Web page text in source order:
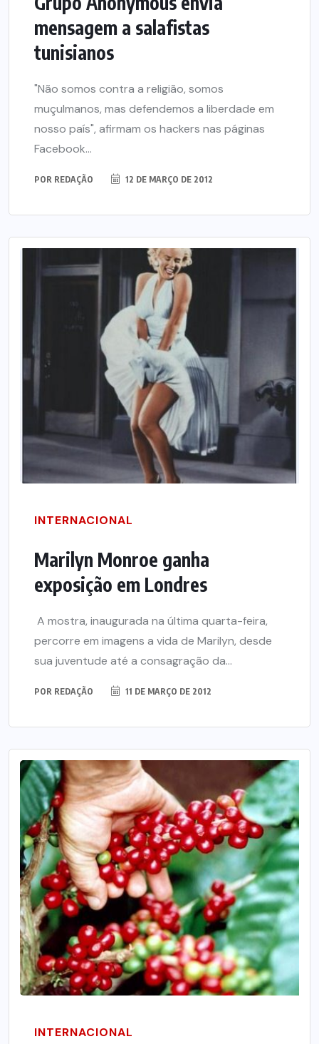
mensagem a salafistas
tunisianos
"Não somos contra a religião, somos
muçulmanos, mas defendemos a liberdade em
nosso país", afirmam os hackers nas páginas
Facebook...
POR REDAÇÃO 12 DE MARÇO DE 2012
INTERNACIONAL
Marilyn Monroe ganha
exposição em Londres
A mostra, inaugurada na última quarta-feira,
percorre em imagens a vida de Marilyn, desde
sua juventude até a consagração da...
POR REDAÇÃO 11 DE MARÇO DE 2012
INTERNACIONAL